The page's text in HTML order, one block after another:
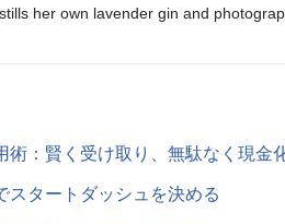
her own lavender gin and
：賢く受け取り、無駄なく現金
スタートダッシュを決める